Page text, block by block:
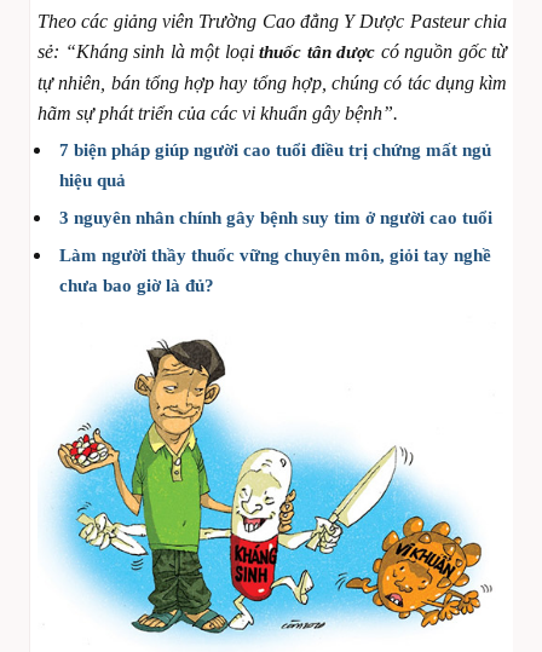
Theo các giảng viên Trường Cao đẳng Y Dược Pasteur chia
sẻ: “Kháng sinh là một loại thuốc tân dược có nguồn gốc từ
tự nhiên, bán tổng hợp hay tổng hợp, chúng có tác dụng kìm
hãm sự phát triển của các vi khuẩn gây bệnh”.
7 biện pháp giúp người cao tuổi điều trị chứng mất ngủ
hiệu quả
3 nguyên nhân chính gây bệnh suy tim ở người cao tuổi
Làm người thầy thuốc vững chuyên môn, giỏi tay nghề
chưa bao giờ là đủ?